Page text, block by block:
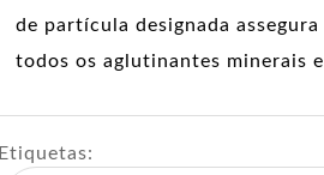
de partícula designada
todos os aglutinantes minerais
Etiquetas: